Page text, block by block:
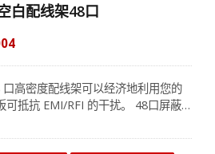
白配线架48口
高密度配线架可以经济地利用您的
可抵抗 EMI/RFI 的干扰。 48口屏蔽
/视频模块、语音模块。网络配线架可